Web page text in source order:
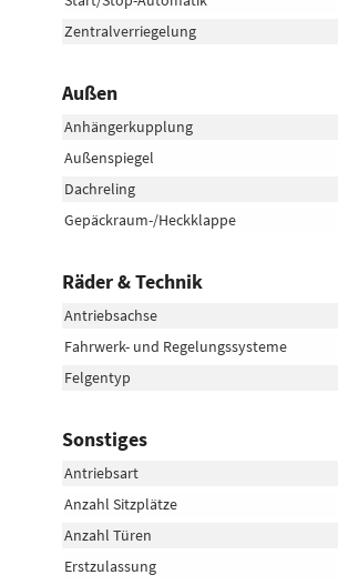
Zentralverriegelung
Außen
Anhängerkupplung
Außenspiegel
Dachreling
Gepäckraum-/Heckklappe
Räder & Technik
Antriebsachse
Fahrwerk- und Regelungssysteme
Felgentyp
Sonstiges
Antriebsart
Anzahl Sitzplätze
Anzahl Türen
Erstzulassung